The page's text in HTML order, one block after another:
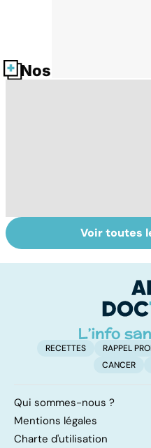
Nos fiches santé
osseuse : des
Voir toutes
RECETTES RAPPEL
CANCER
Qui sommes-nous ?
Mentions légales
Charte d'utilisation